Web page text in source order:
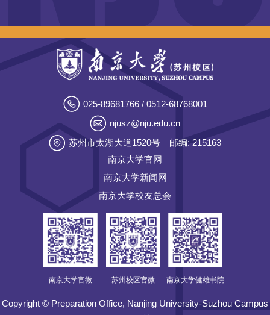
025-89681766 / 0512-68768001
njusz@nju.edu.cn
苏州市太湖大道1520号
邮编: 215163
南京大学官网
南京大学新闻网
南京大学校友总会
南京大学官微 苏州校区官微 南京大学健雄书院
Copyright © Preparation Office, Nanjing University-Suzhou Campus